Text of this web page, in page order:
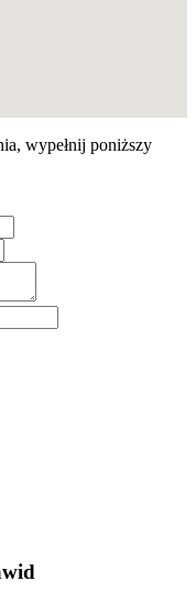
wypełnij poniższy